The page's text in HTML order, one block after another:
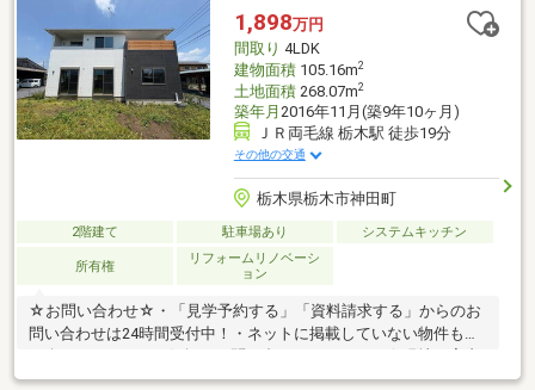
す！柔軟にご対応させて頂きます。・宅地建物取引士の資格保有
者が担当させて頂きます。・住宅ローン実績多数！過去に住宅ロ
ーンを断られた方でも、１度ご相談下さい。
1,898万円
間取り 4LDK
建物面積105.16m2
土地面積268.07m2
築年月 2016年11月(築9年10ヶ月)
ＪＲ両毛線 栃木駅 徒歩19分
その他の交通
栃木県栃木市神田町
2階建て 駐車場あり システムキッチン
所有権
リフォームリノベーシ
ョン
☆お問い合わせ☆・「見学予約する」「資料請求する」からのお
問い合わせは24時間受付中！・ネットに掲載していない物件もご
について☆・平日や夜の時間帯のご案内も可能！・ご自宅や最寄